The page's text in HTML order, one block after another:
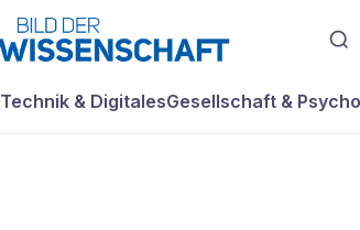
Technik & DigitalesGesellschaft &